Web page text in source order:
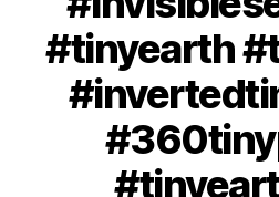
#tinyearth